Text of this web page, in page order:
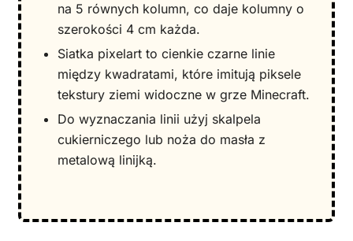
na 5 równych kolumn, co daje kolumny o
szerokości 4 cm każda.
Siatka pixelart to cienkie czarne linie
między kwadratami, które imitują piksele
tekstury ziemi widoczne w grze Minecraft.
Do wyznaczania linii użyj skalpela
cukierniczego lub noża do masła z
metalową linijką.